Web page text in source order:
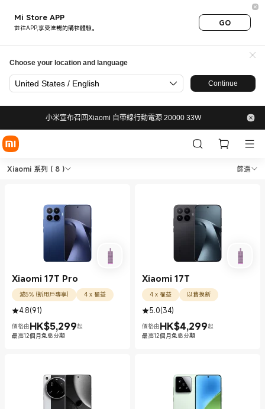
Mi Store APP
前往APP,享受流暢的購物體驗。
GO
Choose your location and language
United States / English Continue
小米宣布召回Xiaomi 自帶線行動電源 20000 33W
Shop 手機 Xiaomi 系列 in
Xiaomi 系列 ( 8 ) 篩選
Shop 手機 Xiaomi 系列 in Xiaomi 小米
Xiaomi 17T Pro
減5% (新用戶專享) 4 x 權益
4.8(91)
價格由HK$5,299
現價 HK$5299.00
起
最高12個月免息分期
Xiaomi 17T
4 x 權益 以舊換新
5.0(34)
價格由HK$4,299
現價 HK$4299.00
起
最高12個月免息分期